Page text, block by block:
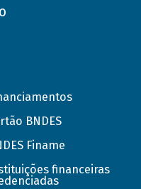
BNDES
Finame
financeiras